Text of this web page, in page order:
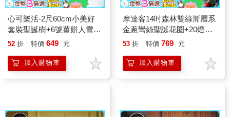
心可樂活-2尺60cm小美好
套裝聖誕樹+6號薑餅人雪花
彩繪木片飾品組_不含燈款
52 折 特價 649 元
加入購物車
摩達客14吋森林雙綠漸層系
金蔥彎絲聖誕花圈+20燈
LED暖白光燈串
53 折 特價 769 元
加入購物車